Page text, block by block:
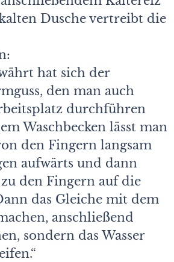
Dusche vertreibt die
hat sich der
den man auch
durchführen
Waschbecken lässt man
den Fingern langsam
aufwärts und dann
den Fingern auf die
das Gleiche mit dem
anschließend
sondern das Wasser